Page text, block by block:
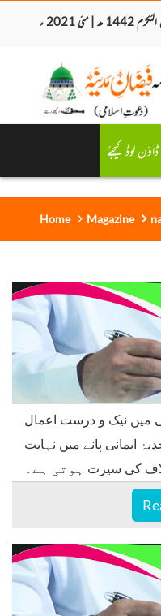
مئی 2021 ء
لوڈ کیجئے
Home Magazine
میں نیک و درست اعمال
ایمانی پانے میں نہایت
کی سیرت ہوتی ہے۔